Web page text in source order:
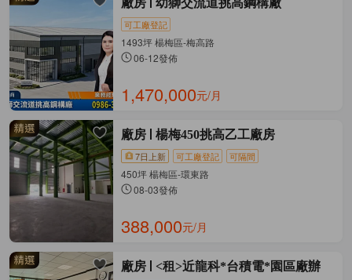
廠房 幼獅交流道挑高鋼構廠
可工廠登記
1493坪 楊梅區-梅高路
06-12發佈
1,470,000元/月
廠房 楊梅450挑高乙工廠房
7日上新 可工廠登記 可隔間
450坪 楊梅區-環東路
08-03發佈
388,000元/月
廠房 <租>近龍科*台積電*園區廠辦